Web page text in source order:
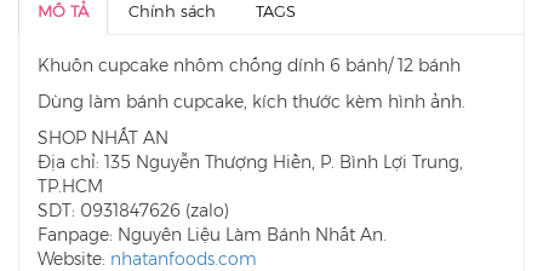
MÔ TẢ Chính sách TAGS
Khuôn cupcake nhôm chống dính 6 bánh/ 12 bánh
Dùng làm bánh cupcake, kích thước kèm hình ảnh.
SHOP NHẤT AN
Địa chỉ: 135 Nguyễn Thượng Hiền, P. Bình Lợi Trung,
TP.HCM
SDT: 0931847626 (zalo)
Fanpage: Nguyên Liệu Làm Bánh Nhất An.
Website: nhatanfoods.com